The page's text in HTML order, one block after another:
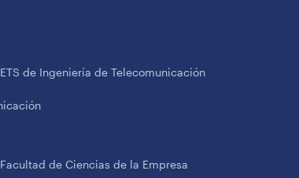
ETS de Ingeniería de Telecomunicación
Facultad de Ciencias de la Empresa